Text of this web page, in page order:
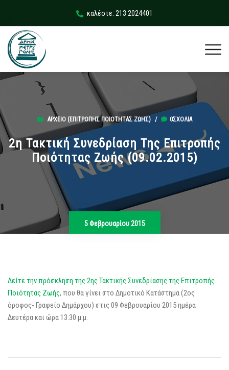
καλέστε: 213 2024401
ΑΡΧΕΊΟ (ΕΠΙΤΡΟΠΉΣ ΠΟΙΌΤΗΤΑΣ ΖΩΉΣ)/ 0ΣΧΌΛΙΑ
2η Τακτική Συνεδρίαση Της Επιτροπής
Ποιότητας Ζωής (09.02.2015)
5 Φεβρουαρίου 2015
Δείτε την πρόσκληση της 2ης Τακτικής Συνεδρίασης της Επιτροπής
Ποιότητας Ζωής, που θα γίνει στο Δημοτικό Κατάστημα (2ος
όροφος- Γραφείο Δημάρχου) στις 09 Φεβρουαρίου 2015 ημέρα
Δευτέρα και ώρα 13:30 μ.μ.